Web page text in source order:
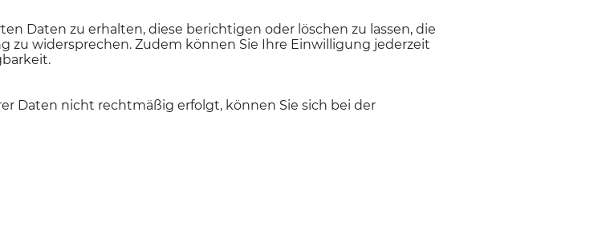
Daten zu erhalten, diese berichtigen oder löschen zu lassen, die
zu widersprechen. Zudem können Sie Ihre Einwilligung jederzeit
Daten nicht rechtmäßig erfolgt, können Sie sich bei der